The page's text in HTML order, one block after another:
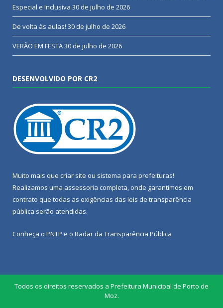
Especial e Inclusiva 30 de julho de 2026
De volta às aulas! 30 de julho de 2026
VERÃO EM FESTA30 de julho de 2026
DESENVOLVIDO POR CR2
Muito mais que criar site ou sistema para prefeituras!
Realizamos uma assessoria completa, onde garantimos em
contrato que todas as exigências das leis de transparência
pública serão atendidas.
Conheça o PNTP e o Radar da Transparência Pública
Todos os direitos reservados a Prefeitura Municipal de Porto de
Moz.